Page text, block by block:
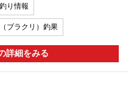
り情報
ブラクリ）釣果
詳細をみる